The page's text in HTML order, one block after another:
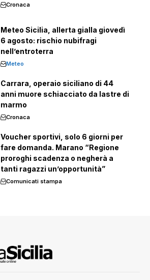
Cronaca
Meteo Sicilia, allerta gialla giovedì
6 agosto: rischio nubifragi
nell’entroterra
Meteo
Carrara, operaio siciliano di 44
anni muore schiacciato da lastre di
marmo
Cronaca
Voucher sportivi, solo 6 giorni per
fare domanda. Marano “Regione
proroghi scadenza o negherà a
tanti ragazzi un’opportunità”
Comunicati stampa